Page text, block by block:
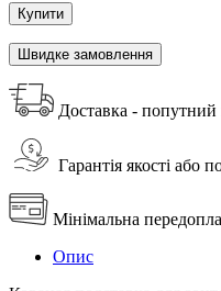
Купити
Швидке замовлення
Доставка -
Гарантія якості або
Мінімальна
Опис